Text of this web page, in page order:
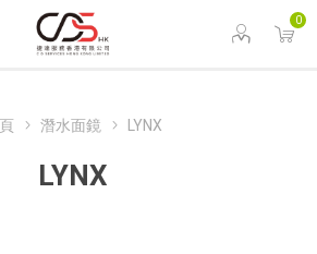
0
潛水面鏡 LYNX
LYNX